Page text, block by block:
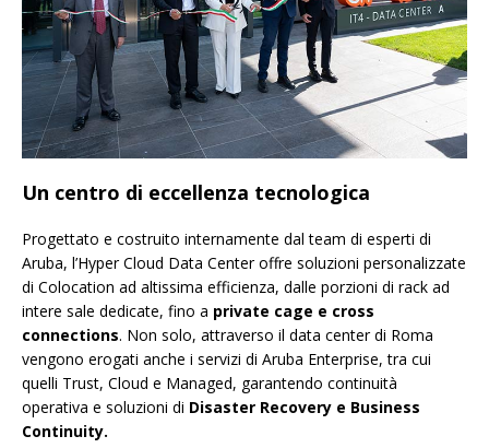
Un centro di eccellenza tecnologica
Progettato e costruito internamente dal team di esperti di
Aruba, l’Hyper Cloud Data Center offre soluzioni personalizzate
di Colocation ad altissima efficienza, dalle porzioni di rack ad
intere sale dedicate, fino a private cage e cross
connections. Non solo, attraverso il data center di Roma
vengono erogati anche i servizi di Aruba Enterprise, tra cui
quelli Trust, Cloud e Managed, garantendo continuità
operativa e soluzioni di Disaster Recovery e Business
Continuity.